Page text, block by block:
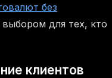
без
для тех, кто
клиентов